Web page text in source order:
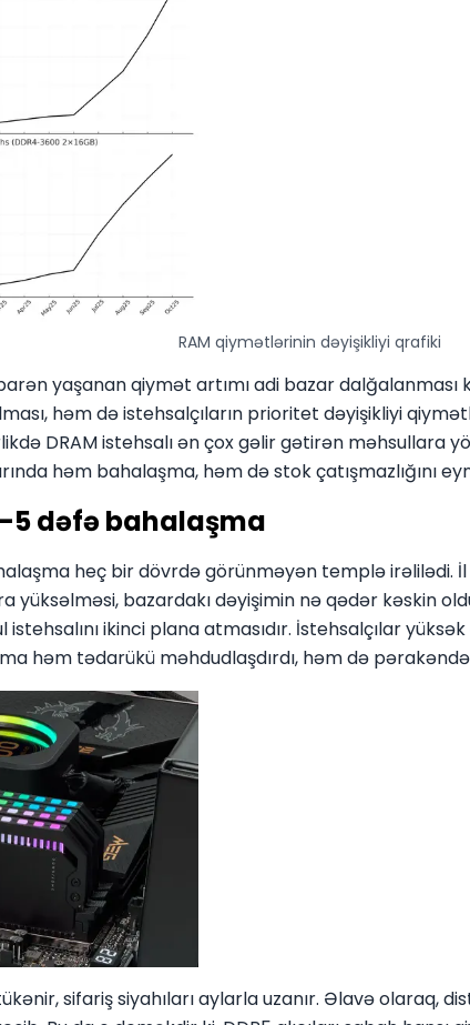
RAM qiymətlərinin dəyişikliyi qrafiki
yaşanan qiymət artımı adi bazar dalğalanması
həm də istehsalçıların prioritet dəyişikliyi
DRAM istehsalı ən çox gəlir gətirən məhsullara
həm bahalaşma, həm də stok çatışmazlığını
dəfə bahalaşma
heç bir dövrdə görünməyən templə irəlilədi. İl
yüksəlməsi, bazardakı dəyişimin nə qədər kəskin
ikinci plana atmasıdır. İstehsalçılar
həm tədarükü məhdudlaşdırdı, həm də
sifariş siyahıları aylarla uzanır. Əlavə olaraq,